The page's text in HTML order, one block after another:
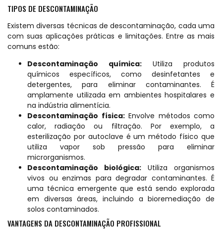
TIPOS DE DESCONTAMINAÇÃO
Existem diversas técnicas de descontaminação, cada uma
com suas aplicações práticas e limitações. Entre as mais
comuns estão:
Descontaminação química: Utiliza produtos
químicos específicos, como desinfetantes e
detergentes, para eliminar contaminantes. É
amplamente utilizada em ambientes hospitalares e
na indústria alimentícia.
Descontaminação física:Envolve métodos como
calor, radiação ou filtração. Por exemplo, a
esterilização por autoclave é um método físico que
utiliza vapor sob pressão para eliminar
microrganismos.
Descontaminação biológica: Utiliza organismos
vivos ou enzimas para degradar contaminantes. É
uma técnica emergente que está sendo explorada
em diversas áreas, incluindo a bioremediação de
solos contaminados.
VANTAGENS DA DESCONTAMINAÇÃO PROFISSIONAL